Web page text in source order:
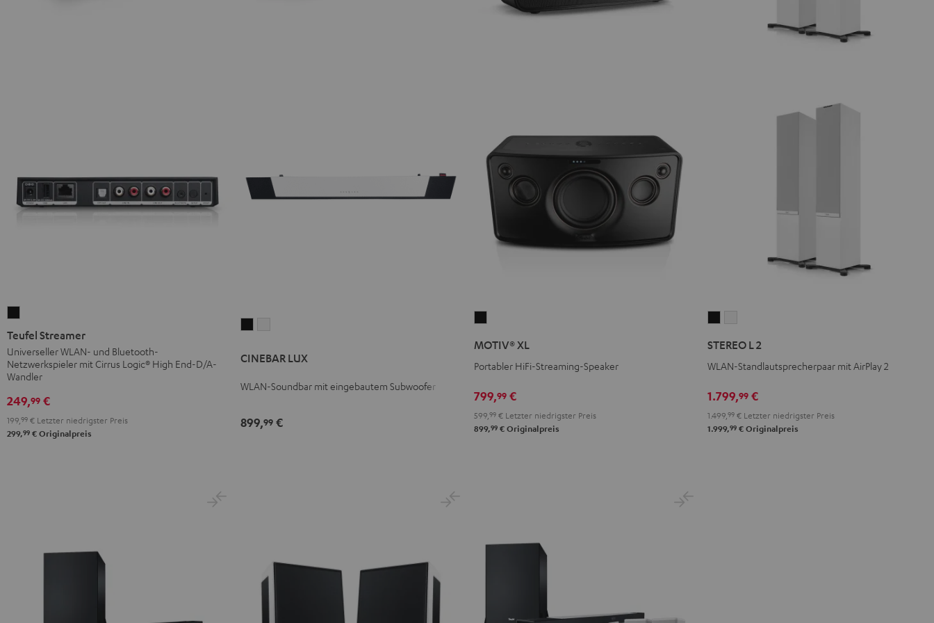
Streamer
Schwarz
Teufel Streamer
Universeller WLAN- und Bluetooth-
Netzwerkspieler mit Cirrus Logic® High End-D/A-
Wandler
249,99 €
199, 99 € Letzter niedrigster Preis
299,99 € Originalpreis
Schwarz
Weiß
CINEBAR LUX
WLAN-Soundbar mit eingebautem Subwoofer
899,99 €
Schwarz
MOTIV® XL
Portabler HiFi-Streaming-Speaker
799,99 €
599, 99 € Letzter niedrigster Preis
899,99 € Originalpreis
2
Schwarz
2
Weiß
STEREO L 2
WLAN-Standlautsprecherpaar mit AirPlay 2
1.799,99 €
1.499, 99 € Letzter niedrigster Preis
1.999,99 € Originalpreis